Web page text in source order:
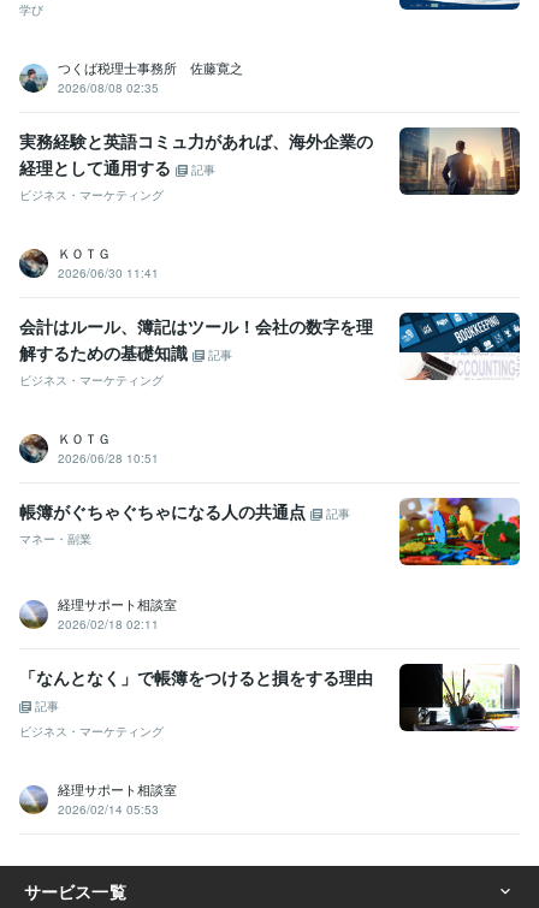
学び
つくば税理士事務所 佐藤寛之
2026/08/08 02:35
実務経験と英語コミュ力があれば、海外企業の
経理として通用する
記事
ビジネス・マーケティング
ＫＯＴＧ
2026/06/30 11:41
会計はルール、簿記はツール！会社の数字を理
解するための基礎知識
記事
ビジネス・マーケティング
ＫＯＴＧ
2026/06/28 10:51
帳簿がぐちゃぐちゃになる人の共通点
記事
マネー・副業
経理サポート相談室
2026/02/18 02:11
「なんとなく」で帳簿をつけると損をする理由
記事
ビジネス・マーケティング
経理サポート相談室
2026/02/14 05:53